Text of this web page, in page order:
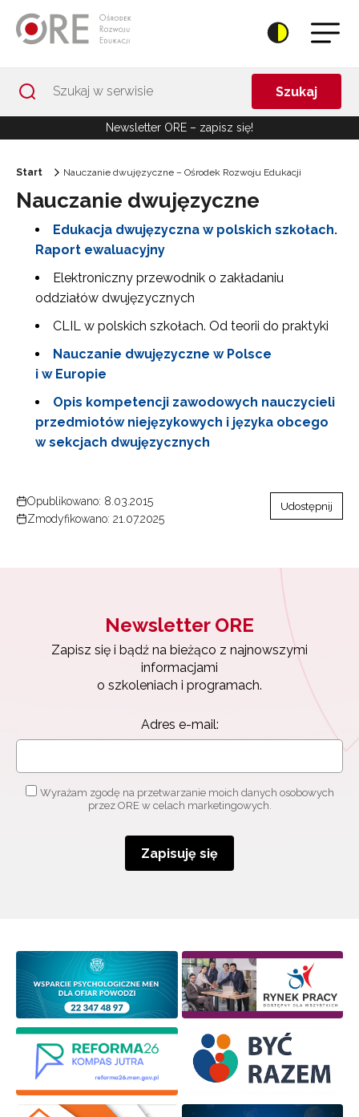
Szukaj
Newsletter ORE – zapisz się!
Start Nauczanie dwujęzyczne – Ośrodek Rozwoju Edukacji
Nauczanie dwujęzyczne
Edukacja dwujęzyczna w polskich szkołach.
Raport ewaluacyjny
Elektroniczny przewodnik o zakładaniu
oddziałów dwujęzycznych
CLIL w polskich szkołach. Od teorii do praktyki
Nauczanie dwujęzyczne w Polsce
i w Europie
Opis kompetencji zawodowych nauczycieli
przedmiotów niejęzykowych i języka obcego
w sekcjach dwujęzycznych
Opublikowano: 8.03.2015
Zmodyfikowano: 21.07.2025
Udostępnij
Newsletter ORE
Zapisz się i bądź na bieżąco z najnowszymi
informacjami
o szkoleniach i programach.
Adres e-mail:
Wyrażam zgodę na przetwarzanie moich danych osobowych
przez ORE w celach marketingowych.
Zapisuję się